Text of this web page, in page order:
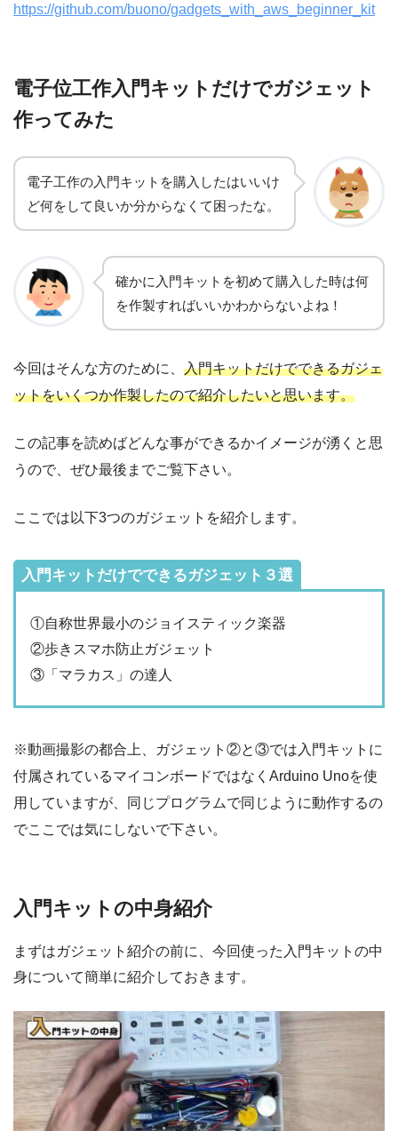
https://github.com/buono/gadgets_with_aws_beginner_kit
電子位工作入門キットだけでガジェット
作ってみた
電子工作の入門キットを購入したはいいけ
ど何をして良いか分からなくて困ったな。
確かに入門キットを初めて購入した時は何
を作製すればいいかわからないよね！
今回はそんな方のために、 入門キットだけでできるガジェ
ットをいくつか作製したので紹介したいと思います。
この記事を読めばどんな事ができるかイメージが湧くと思
うので、ぜひ最後までご覧下さい。
ここでは以下3つのガジェットを紹介します。
入門キットだけでできるガジェット３選
①自称世界最小のジョイスティック楽器
②歩きスマホ防止ガジェット
③「マラカス」の達人
※動画撮影の都合上、ガジェット②と③では入門キットに
付属されているマイコンボードではなくArduino Unoを使
用していますが、同じプログラムで同じように動作するの
でここでは気にしないで下さい。
入門キットの中身紹介
まずはガジェット紹介の前に、今回使った入門キットの中
身について簡単に紹介しておきます。